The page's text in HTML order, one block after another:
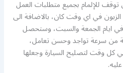
24 ساعة دون توقف للإلمام بجميع متطلبات العمل
في اي وقت كان، بالاضافة الى
ايام الجمعة والسبت، وستحصل
من سرعة تواجد وحسن تعامل،
وقت لتصليح السيارة وجعلها